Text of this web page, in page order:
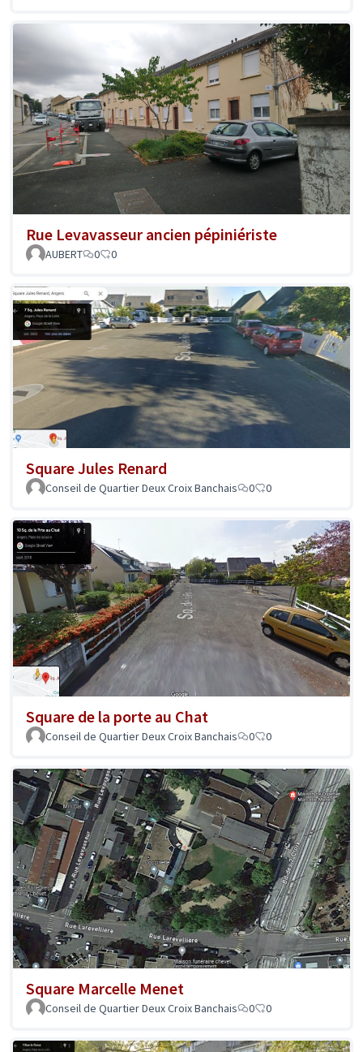
Rue Levavasseur ancien pépiniériste
AUBERT 0 0
Square Jules Renard
Conseil de Quartier Deux Croix Banchais 0 0
Square de la porte au Chat
Conseil de Quartier Deux Croix Banchais 0 0
Square Marcelle Menet
Conseil de Quartier Deux Croix Banchais 0 0